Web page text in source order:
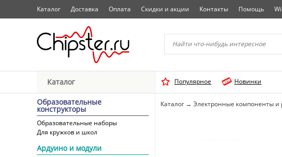
Начните водить название города..
Каталог Доставка Оплата Скидки и акции Контакты Помощь
Каталог Популярное Новинки
Образовательные
конструкторы
Образовательные наборы
Для кружков и школ
Ардуино и модули
Каталог → Электронные компоненты и